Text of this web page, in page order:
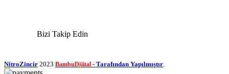
Bizi Takip Edin
NitroZincir 2023 BambuDijital - Tarafından Yapılmıştır